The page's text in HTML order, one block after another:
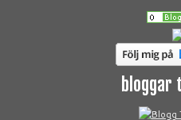
bloggar